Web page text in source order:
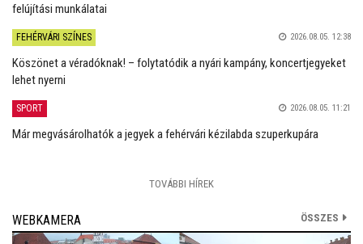
felújítási munkálatai
FEHÉRVÁRI SZÍNES 2026.08.05. 12:38
Köszönet a véradóknak! – folytatódik a nyári kampány, koncertjegyeket
lehet nyerni
SPORT 2026.08.05. 11:21
Már megvásárolhatók a jegyek a fehérvári kézilabda szuperkupára
TOVÁBBI HÍREK
WEBKAMERA ÖSSZES